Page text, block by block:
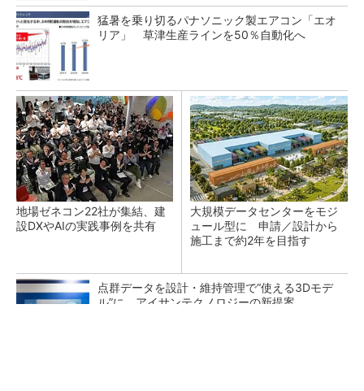
猛暑を乗り切るパナソニック製エアコン「エオ
リア」 草津生産ラインを50％自動化へ
地場ゼネコン22社が集結、建
設DXやAIの実践事例を共有
大規模データセンターをモジ
ュール型に 申請／設計から
施工まで約2年を目指す
点群データを設計・維持管理で“使える3Dモデ
ル”に アイサンテクノロジーの新提案